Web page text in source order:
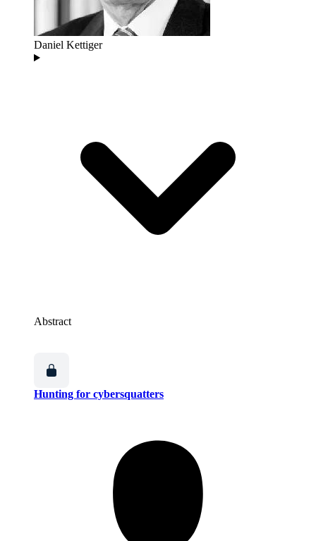
Daniel Kettiger
Abstract
Hunting for cybersquatters